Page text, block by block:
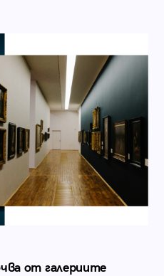
от галериите